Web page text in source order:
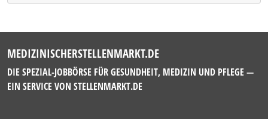
MEDIZINISCHERSTELLENMARKT.DE
DIE SPEZIAL-JOBBÖRSE FÜR GESUNDHEIT, MEDIZIN UND PFLEGE —
EIN SERVICE VON STELLENMARKT.DE